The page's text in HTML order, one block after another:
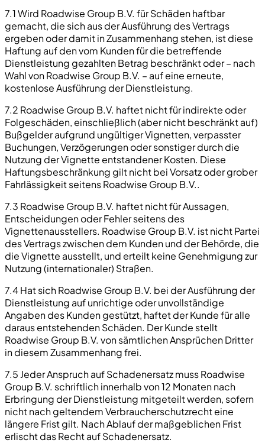
7.1 Wird Roadwise Group B.V. für Schäden haftbar
gemacht, die sich aus der Ausführung des Vertrags
ergeben oder damit in Zusammenhang stehen, ist diese
Haftung auf den vom Kunden für die betreffende
Dienstleistung gezahlten Betrag beschränkt oder – nach
Wahl von Roadwise Group B.V. – auf eine erneute,
kostenlose Ausführung der Dienstleistung.
7.2 Roadwise Group B.V. haftet nicht für indirekte oder
Folgeschäden, einschließlich (aber nicht beschränkt auf)
Bußgelder aufgrund ungültiger Vignetten, verpasster
Buchungen, Verzögerungen oder sonstiger durch die
Nutzung der Vignette entstandener Kosten. Diese
Haftungsbeschränkung gilt nicht bei Vorsatz oder grober
Fahrlässigkeit seitens Roadwise Group B.V..
7.3 Roadwise Group B.V. haftet nicht für Aussagen,
Entscheidungen oder Fehler seitens des
Vignettenausstellers. Roadwise Group B.V. ist nicht Partei
des Vertrags zwischen dem Kunden und der Behörde, die
die Vignette ausstellt, und erteilt keine Genehmigung zur
Nutzung (internationaler) Straßen.
7.4 Hat sich Roadwise Group B.V. bei der Ausführung der
Dienstleistung auf unrichtige oder unvollständige
Angaben des Kunden gestützt, haftet der Kunde für alle
daraus entstehenden Schäden. Der Kunde stellt
Roadwise Group B.V. von sämtlichen Ansprüchen Dritter
in diesem Zusammenhang frei.
7.5 Jeder Anspruch auf Schadenersatz muss Roadwise
Group B.V. schriftlich innerhalb von 12 Monaten nach
Erbringung der Dienstleistung mitgeteilt werden, sofern
nicht nach geltendem Verbraucherschutzrecht eine
längere Frist gilt. Nach Ablauf der maßgeblichen Frist
erlischt das Recht auf Schadenersatz.